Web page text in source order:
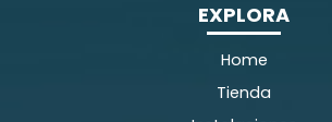
EXPLORA
Home
Tienda